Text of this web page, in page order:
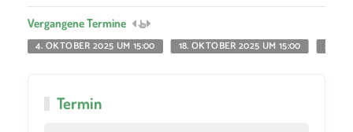
Vergangene Termine
4. OKTOBER 2025 UM 15:00
18. OKTOBER 2025 UM 15:00 22.
Termin